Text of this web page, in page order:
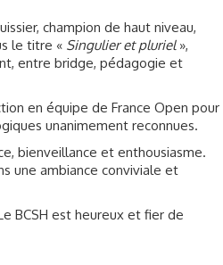
champion de haut niveau,
le titre «Singulier et pluriel»,
entre bridge, pédagogie et
en équipe de France Open pour
unanimement reconnues.
bienveillance et enthousiasme.
une ambiance conviviale et
est heureux et fier de